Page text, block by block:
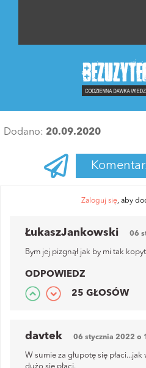
Dodano: 20.09.2020
Zaloguj się, aby
ŁukaszJankowski 06
Bym jej pizgnął jak by mi tak
ODPOWIEDZ
25 GŁOSÓW
davtek 06 stycznia 2022 o
W sumie za głupotę się
dużo się płaci.